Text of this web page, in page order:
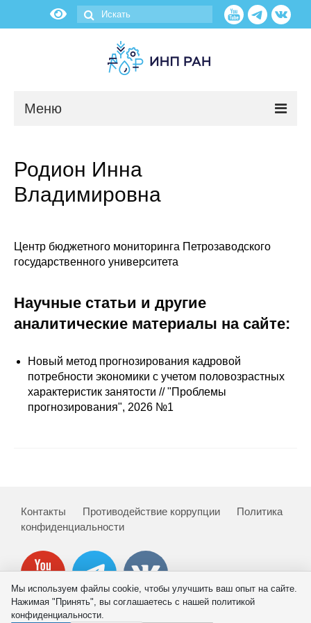
Меню
О нас
Об институте
Научные подразделения
Противодействие коррупции
Издания
О журнале
Номера журналов
Родион Инна
Владимировна
Центр бюджетного мониторинга Петрозаводского
государственного университета
Научные статьи и другие
аналитические материалы на сайте:
Новый метод прогнозирования кадровой
потребности экономики с учетом половозрастных
характеристик занятости // "Проблемы
прогнозирования", 2026 №1
Контакты Противодействие коррупции
Политика
конфиденциальности
Мы используем файлы cookie, чтобы улучшить ваш опыт на сайте.
Нажимая "Принять", вы соглашаетесь с нашей политикой
конфиденциальности.